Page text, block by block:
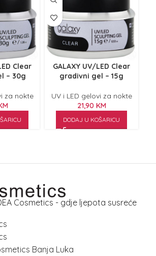
Clear
– 30g
za nokte
GALAXY UV/LED Clear
gradivni gel – 15g
UV i LED gelovi za nokte
21,90 KM
DODAJ U KOŠARICU
Cosmetics - gdje ljepota susreće
Banja Luka